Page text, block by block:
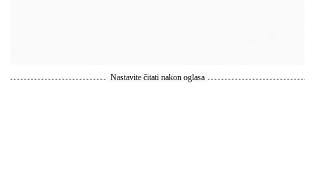
Nastavite čitati nakon oglasa